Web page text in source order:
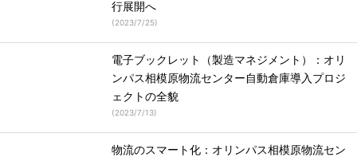
行展開へ
(2023/7/25)
電子ブックレット（製造マネジメント）：オリ
ンパス相模原物流センター自動倉庫導入プロジ
ェクトの全貌
(2023/7/13)
物流のスマート化：オリンパス相模原物流セン